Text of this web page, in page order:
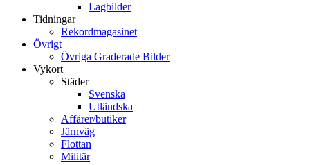
Lagbilder
Tidningar
Rekordmagasinet
Övrigt
Övriga Graderade Bilder
Vykort
Städer
Svenska
Utländska
Affärer/butiker
Järnväg
Flottan
Militär